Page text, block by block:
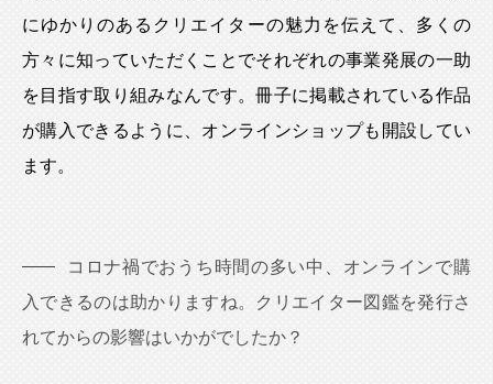
にゆかりのあるクリエイターの魅力を伝えて、多くの
方々に知っていただくことでそれぞれの事業発展の一助
を目指す取り組みなんです。冊子に掲載されている作品
が購入できるように、オンラインショップも開設してい
ます。
コロナ禍でおうち時間の多い中、オンラインで購
入できるのは助かりますね。クリエイター図鑑を発行さ
れてからの影響はいかがでしたか？